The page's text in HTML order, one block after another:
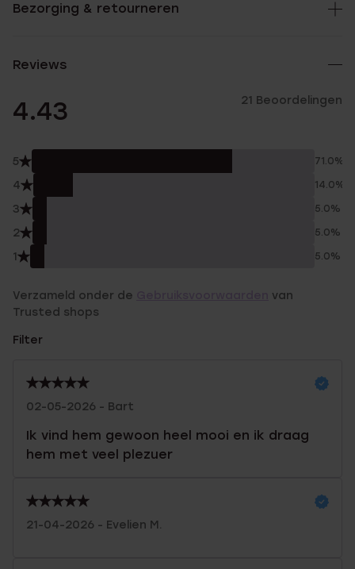
Bezorging & retourneren
Reviews
4.43 21 Beoordelingen
5 71.0%
4 14.0%
3 5.0%
2 5.0%
1 5.0%
Verzameld onder de
van
Trusted shops
Filter
02-05-2026 - Bart
Ik vind hem gewoon heel mooi en ik draag
hem met veel plezuer
21-04-2026 - Evelien M.